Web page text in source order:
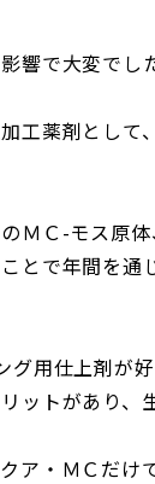
響で大変でし
工薬剤として
ＭＣ-モス原
とで年間を通
用仕上剤が
ットがあり、
ア・ＭＣだけ